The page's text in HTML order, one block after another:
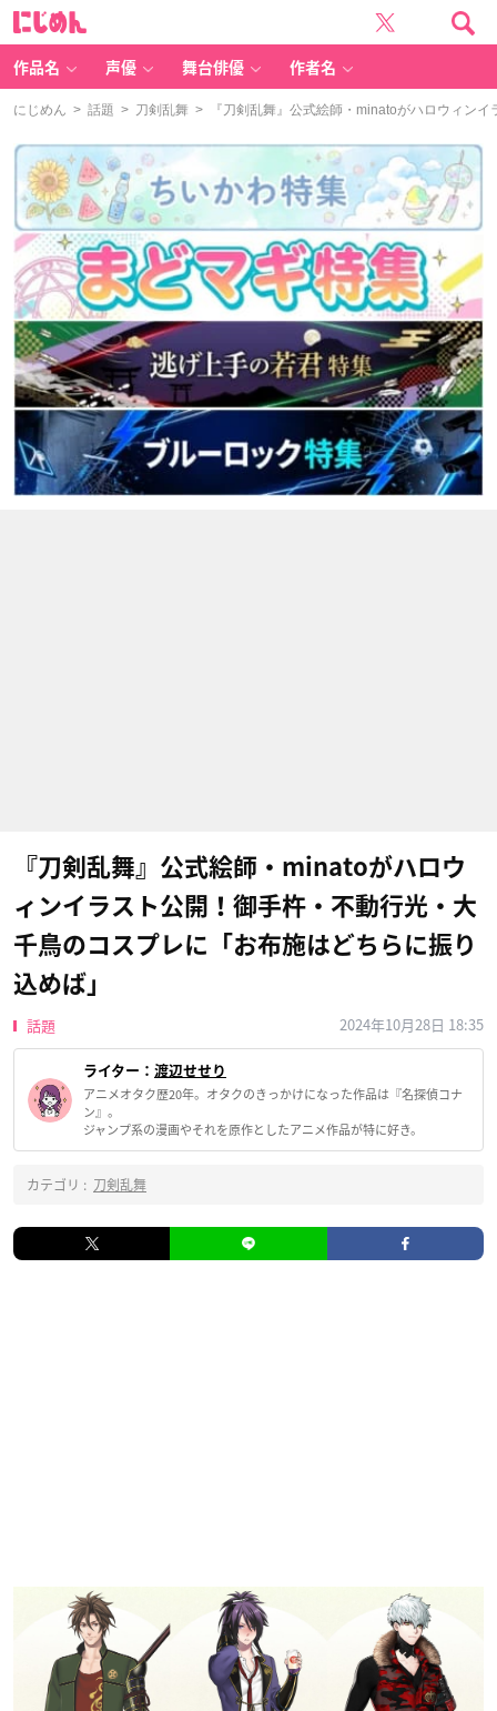
作品名 声優 舞台俳優 作者名
にじめん > 話題 > 刀剣乱舞 > 『刀剣乱舞』公式絵師・minatoがハロウィン
『刀剣乱舞』公式絵師・minatoがハロウ
ィンイラスト公開！御手杵・不動行光・大
千鳥のコスプレに「お布施はどちらに振り
込めば」
話題 2024年10月28日 18:35
ライター： 渡辺せせり
アニメオタク歴20年。オタクのきっかけになった作品は『名探偵コナ
ン』。
ジャンプ系の漫画やそれを原作としたアニメ作品が特に好き。
カテゴリ : 刀剣乱舞